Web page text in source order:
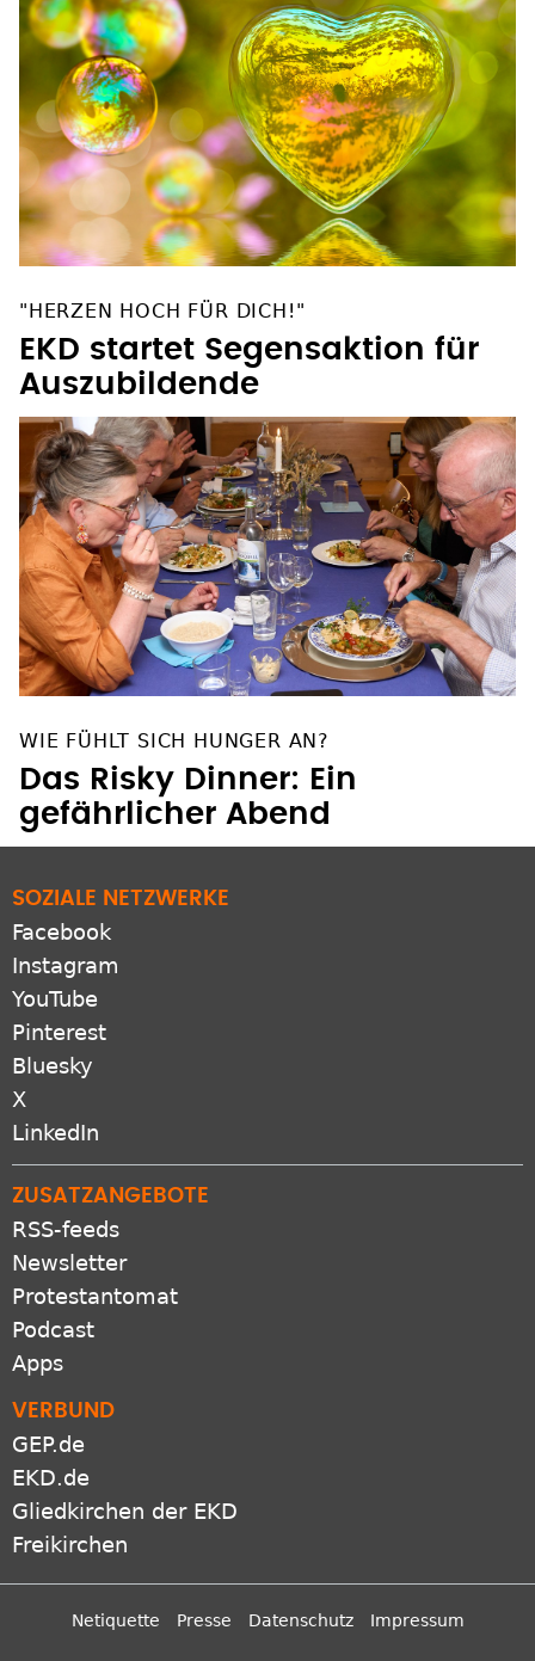
"HERZEN HOCH FÜR DICH!"
EKD startet Segensaktion für
Auszubildende
WIE FÜHLT SICH HUNGER AN?
Das Risky Dinner: Ein
gefährlicher Abend
SOZIALE NETZWERKE
Facebook
Instagram
YouTube
Pinterest
Bluesky
X
LinkedIn
ZUSATZANGEBOTE
RSS-feeds
Newsletter
Protestantomat
Podcast
Apps
VERBUND
GEP.de
EKD.de
Gliedkirchen der EKD
Freikirchen
Netiquette Presse Datenschutz Impressum